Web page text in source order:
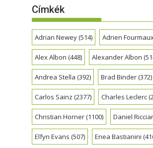
Címkék
Adrian Newey(514) Adrien
Alex Albon (448) Alexander Albon
Andrea Stella (392) Brad Binder(372)
Carlos Sainz (2377) Charles Leclerc
Christian Horner(1100) Daniel
Elfyn Evans (507) Enea Bastianini